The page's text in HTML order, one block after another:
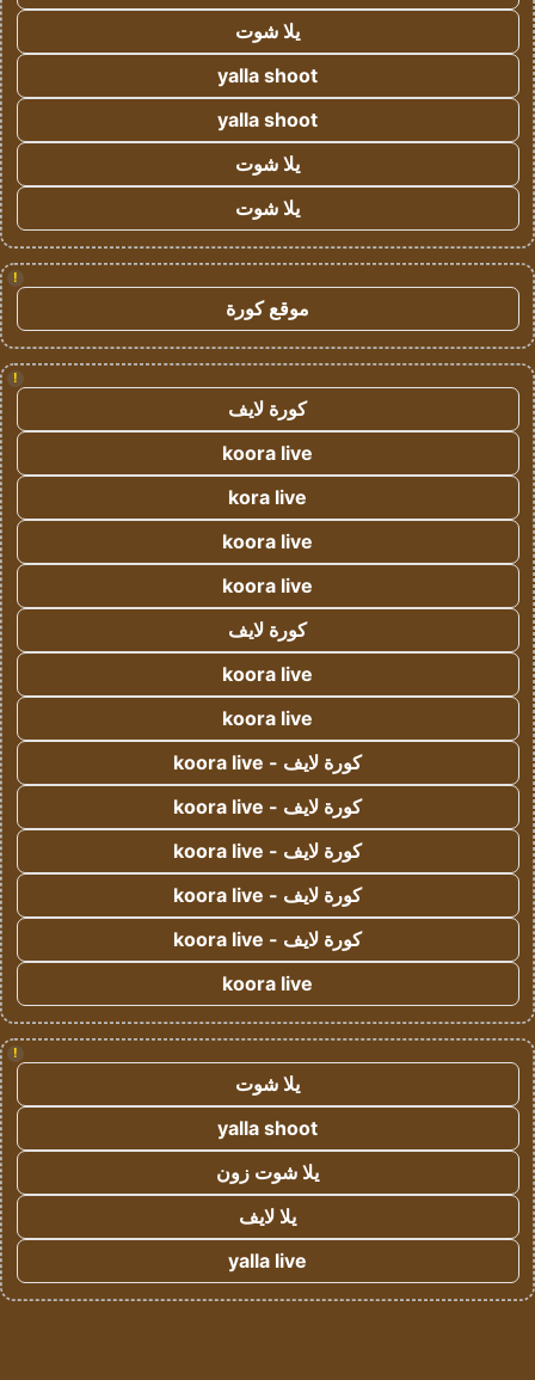
يلا شوت
yalla shoot
yalla shoot
يلا شوت
يلا شوت
!
موقع كورة
!
كورة لايف
koora live
kora live
koora live
koora live
كورة لايف
koora live
koora live
كورة لايف - koora live
كورة لايف - koora live
كورة لايف - koora live
كورة لايف - koora live
كورة لايف - koora live
koora live
!
يلا شوت
yalla shoot
يلا شوت زون
يلا لايف
yalla live